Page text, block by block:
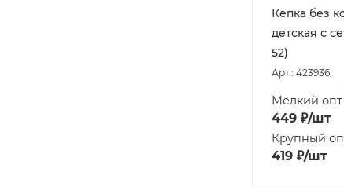
Кепка без
детская с
52)
Арт.: 423936
Мелкий опт
449 ₽/шт
Крупный
419 ₽/шт